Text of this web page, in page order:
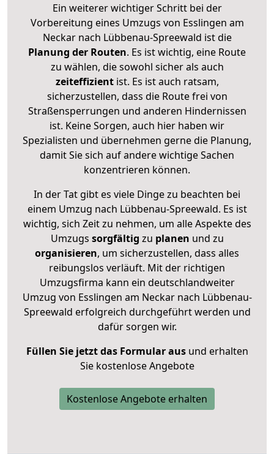
Ein weiterer wichtiger Schritt bei der
Vorbereitung eines Umzugs von Esslingen am
Neckar nach Lübbenau-Spreewald ist die
Planung der Routen. Es ist wichtig, eine Route
zu wählen, die sowohl sicher als auch
zeiteffizientist. Es ist auch ratsam,
sicherzustellen, dass die Route frei von
Straßensperrungen und anderen Hindernissen
ist. Keine Sorgen, auch hier haben wir
Spezialisten und übernehmen gerne die Planung,
damit Sie sich auf andere wichtige Sachen
konzentrieren können.
In der Tat gibt es viele Dinge zu beachten bei
einem Umzug nach Lübbenau-Spreewald. Es ist
wichtig, sich Zeit zu nehmen, um alle Aspekte des
Umzugs sorgfältig zu planen und zu
organisieren, um sicherzustellen, dass alles
reibungslos verläuft. Mit der richtigen
Umzugsfirma kann ein deutschlandweiter
Umzug von Esslingen am Neckar nach Lübbenau-
Spreewald erfolgreich durchgeführt werden und
dafür sorgen wir.
Füllen Sie jetzt das Formular ausund erhalten
Sie kostenlose Angebote
Kostenlose Angebote erhalten